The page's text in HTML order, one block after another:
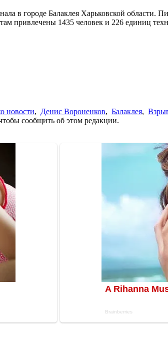
в городе Балаклея Харьковской области.
привлечены 1435 человек и 226 единиц
новости, Денис Вороненков, Балаклея,
сообщить об этом редакции.